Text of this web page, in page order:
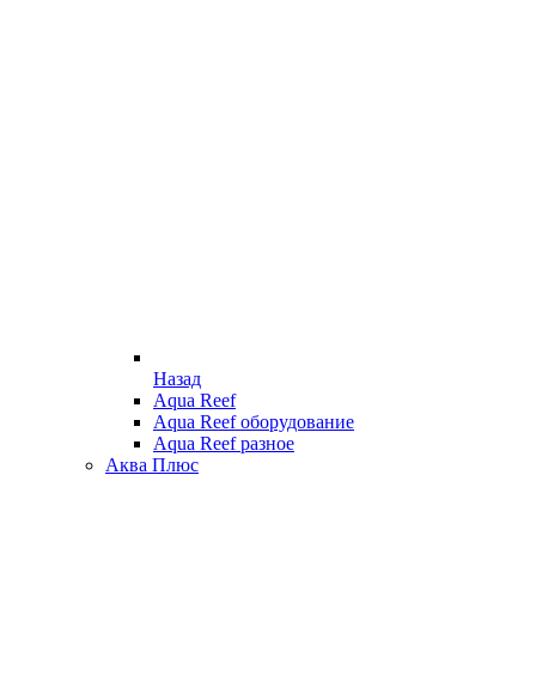
Назад
Aqua Reef
Aqua Reef оборудование
Aqua Reef разное
Аква Плюс